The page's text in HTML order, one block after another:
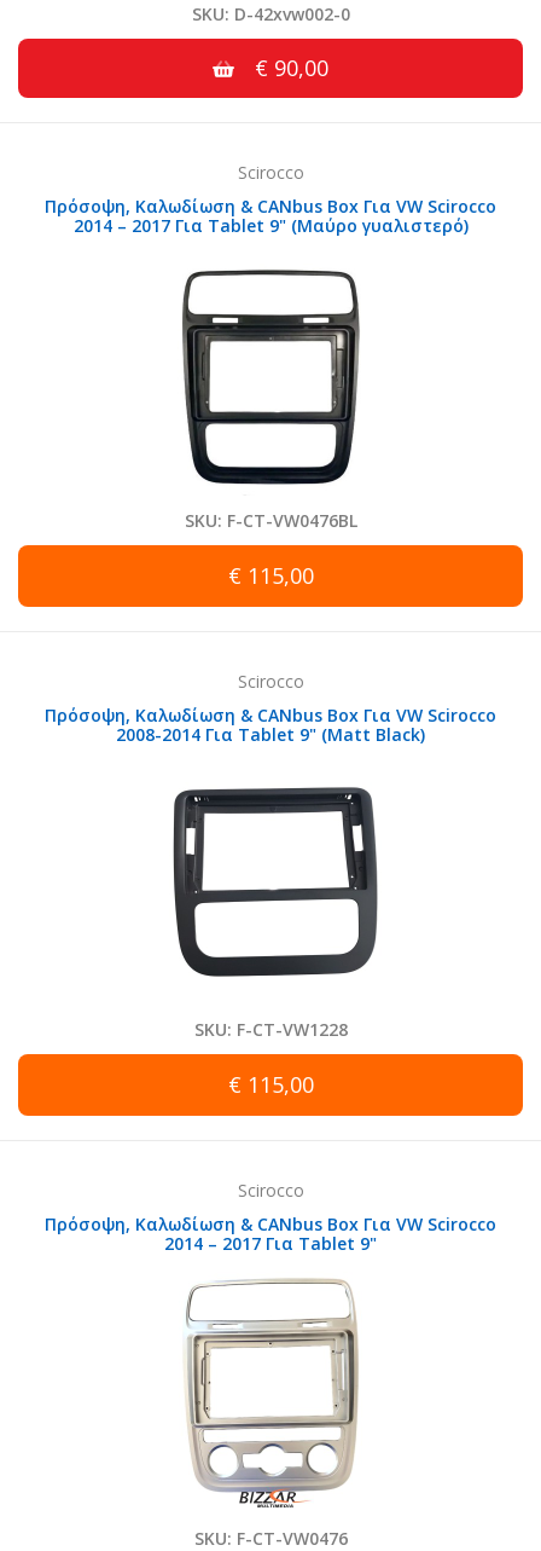
SKU: D-42xvw002-0
€ 90,00
Scirocco
Πρόσοψη, Καλωδίωση & CANbus Box Για VW Scirocco
2014 – 2017 Για Tablet 9" (Μαύρο γυαλιστερό)
SKU: F-CT-VW0476BL
€ 115,00
Scirocco
Πρόσοψη, Καλωδίωση & CANbus Box Για VW Scirocco
2008-2014 Για Tablet 9" (Matt Black)
SKU: F-CT-VW1228
€ 115,00
Scirocco
Πρόσοψη, Καλωδίωση & CANbus Box Για VW Scirocco
2014 – 2017 Για Tablet 9"
SKU: F-CT-VW0476